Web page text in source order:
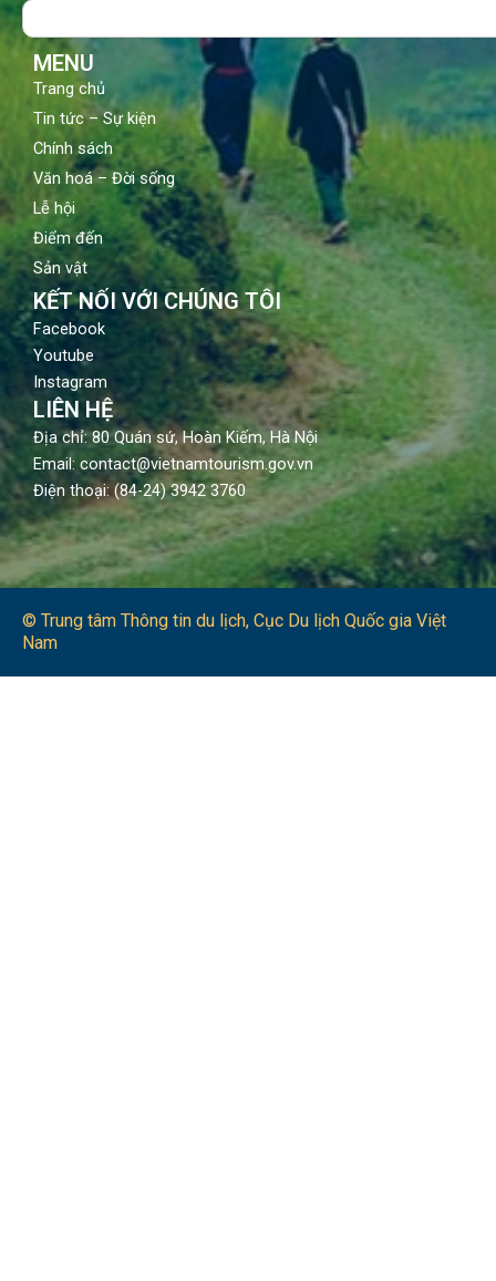
Search
MENU
Trang chủ
Tin tức – Sự kiện
Chính sách
Văn hoá – Đời sống
Lễ hội
Điểm đến
Sản vật
KẾT NỐI VỚI CHÚNG TÔI
Facebook
Youtube
Instagram
LIÊN HỆ
Địa chỉ: 80 Quán sứ, Hoàn Kiếm, Hà Nội
Email: contact@vietnamtourism.gov.vn
Điện thoại: (84-24) 3942 3760
© Trung tâm Thông tin du lịch​, Cục Du lịch Quốc gia Việt
Nam